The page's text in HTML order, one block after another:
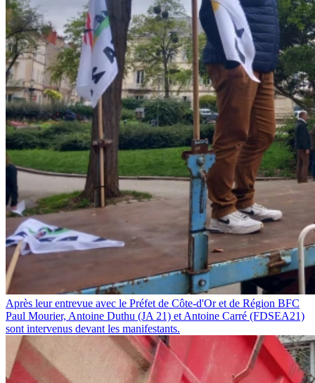
Après leur entrevue avec le Préfet de Côte-d'Or et de Région BFC
Paul Mourier, Antoine Duthu (JA 21) et Antoine Carré (FDSEA21)
sont intervenus devant les manifestants.